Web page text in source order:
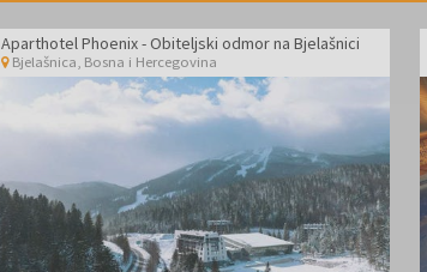
Aparthotel Phoenix - Obiteljski odmor na Bjelašnici
Bjelašnica, Bosna i Hercegovina